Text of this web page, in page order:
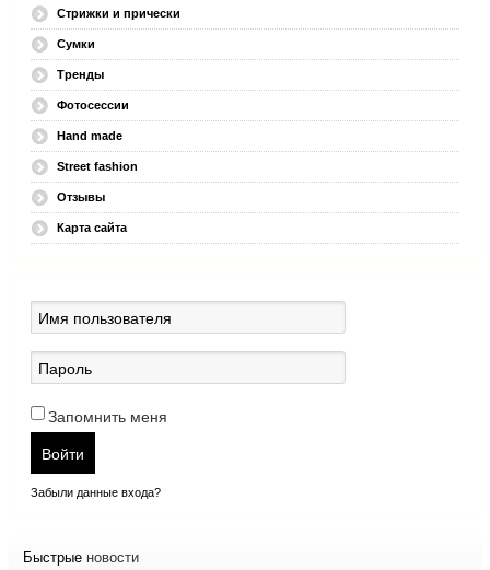
Стрижки и прически
Сумки
Тренды
Фотосессии
Hand made
Street fashion
Отзывы
Карта сайта
Запомнить меня
Войти
Забыли данные входа?
Быстрые новости